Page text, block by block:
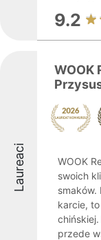
9.2
Laureaci
WOOK
WOOK
swoich
smaków.
karcie,
przede